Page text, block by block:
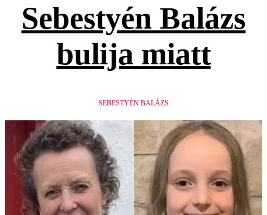
Sebestyén Balázs
bulija miatt
SEBESTYÉN BALÁZS